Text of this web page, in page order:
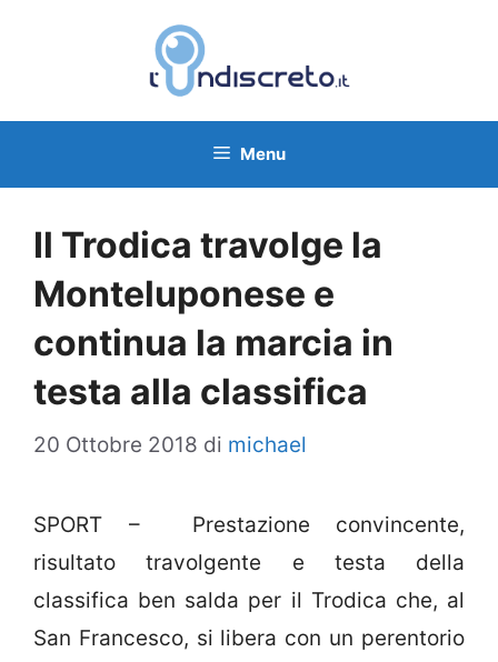
Menu
Il Trodica travolge la
Monteluponese e
continua la marcia in
testa alla classifica
20 Ottobre 2018 di michael
SPORT – Prestazione convincente,
risultato travolgente e testa della
classifica ben salda per il Trodica che, al
San Francesco, si libera con un perentorio